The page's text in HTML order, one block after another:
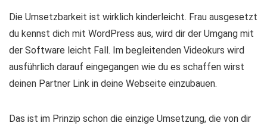
Die Umsetzbarkeit ist wirklich kinderleicht. Frau ausgesetzt
du kennst dich mit WordPress aus, wird dir der Umgang mit
der Software leicht Fall. Im begleitenden Videokurs wird
ausführlich darauf eingegangen wie du es schaffen wirst
deinen Partner Link in deine Webseite einzubauen.
Das ist im Prinzip schon die einzige Umsetzung, die von dir